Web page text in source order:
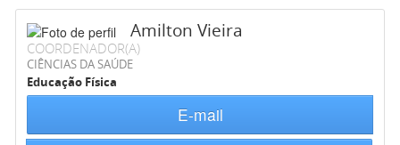
Amilton Vieira
COORDENADOR(A)
CIÊNCIAS DA SAÚDE
Educação Física
E-mail